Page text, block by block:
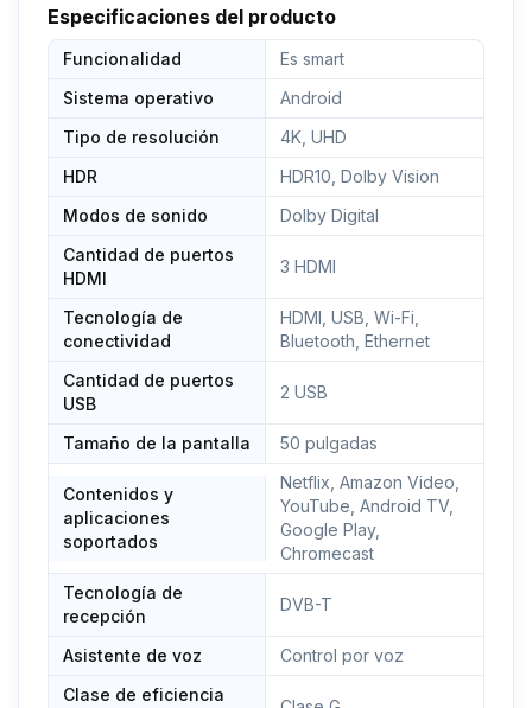
tan bueno.
✅Servicio técnico: Si hay algún problema de
garantía y otros problemas de posventa, deje un
mensaje y le responderemos tan pronto como sea
posible.
Especificaciones del producto
Funcionalidad
Es smart
Sistema operativo
Android
Tipo de resolución
4K, UHD
HDR
HDR10, Dolby Vision
Modos de sonido
Dolby Digital
Cantidad de puertos
HDMI
3 HDMI
Tecnología de
conectividad
HDMI, USB, Wi-Fi,
Bluetooth, Ethernet
Cantidad de puertos
USB
2 USB
Tamaño de la pantalla 50 pulgadas
Contenidos y
aplicaciones
soportados
Netflix, Amazon Video,
YouTube, Android TV,
Google Play,
Chromecast
Tecnología de
recepción
DVB-T
Asistente de voz
Control por voz
Clase de eficiencia